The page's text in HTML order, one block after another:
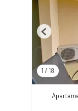
1 / 18
Previous